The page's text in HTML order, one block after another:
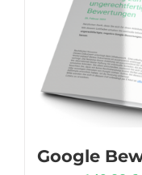
Anmelden
Google